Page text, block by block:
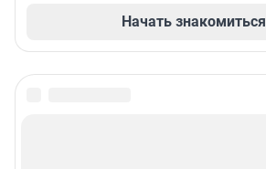
Начать знакомиться